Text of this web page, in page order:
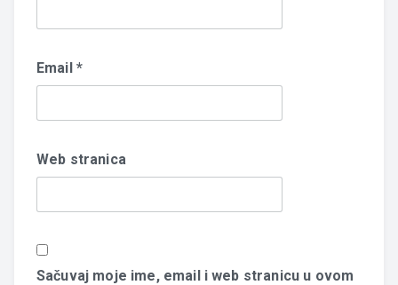
Email *
Web stranica
Sačuvaj moje ime, email i web stranicu u ovom